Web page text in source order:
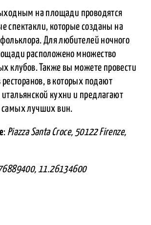
на площади проводятся
спектакли, которые созданы на
Для любителей ночного
расположено множество
клубов. Также вы можете провести
в которых подают
кухни и предлагают
лучших вин.
: Piazza Santa Croce, 50122 Firenze,
11.26134600